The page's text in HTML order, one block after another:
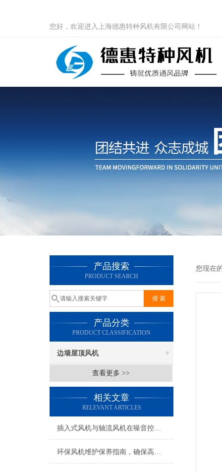
您好，欢迎进入上海德惠特种风机有限公司网站！
产品搜索
PRODUCT SEARCH
产品分类
PRODUCT CLASSIFICATION
边墙屋顶风机
查看更多 >>
相关文章
RELEVANT ARTICLES
插入式风机与轴流风机在噪音控制上有何差异？
环保风机维护保养指南，确保高效稳定运行
您现在